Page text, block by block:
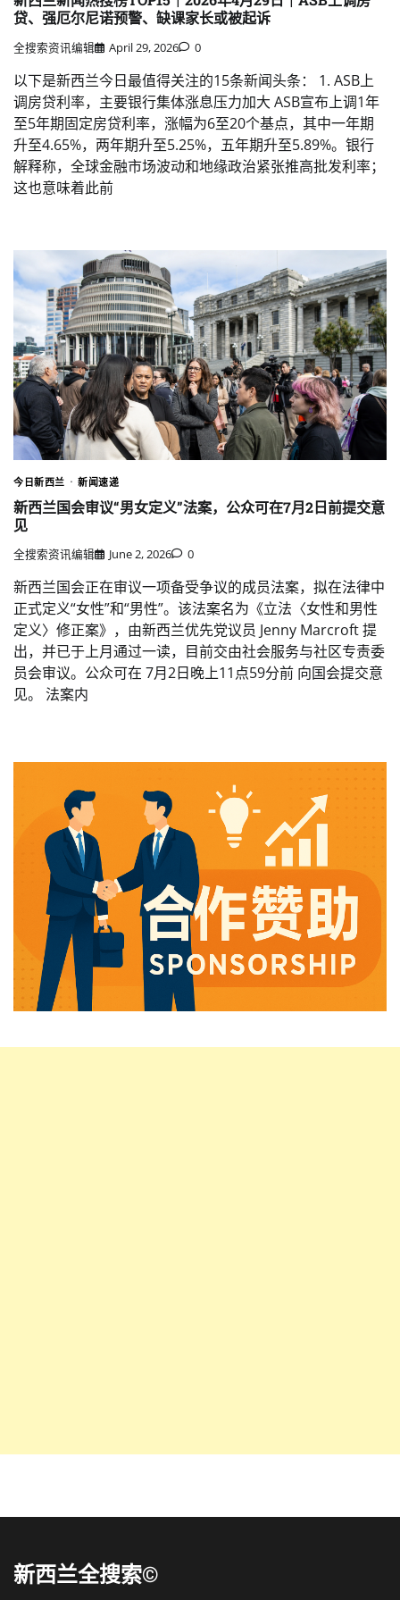
贷、强厄尔尼诺预警、缺课家长或被起诉
全搜索资讯编辑 April 29, 2026 0
以下是新西兰今日最值得关注的15条新闻头条： 1. ASB上
调房贷利率，主要银行集体涨息压力加大 ASB宣布上调1年
至5年期固定房贷利率，涨幅为6至20个基点，其中一年期
升至4.65%，两年期升至5.25%，五年期升至5.89%。银行
解释称，全球金融市场波动和地缘政治紧张推高批发利率；
这也意味着此前
今日新西兰 新闻速递
新西兰国会审议“男女定义”法案，公众可在7月2日前提交意
见
全搜索资讯编辑 June 2, 2026 0
新西兰国会正在审议一项备受争议的成员法案，拟在法律中
正式定义“女性”和“男性”。该法案名为《立法〈女性和男性
定义〉修正案》，由新西兰优先党议员 Jenny Marcroft 提
出，并已于上月通过一读，目前交由社会服务与社区专责委
员会审议。公众可在 7月2日晚上11点59分前 向国会提交意
见。 法案内
新西兰全搜索©